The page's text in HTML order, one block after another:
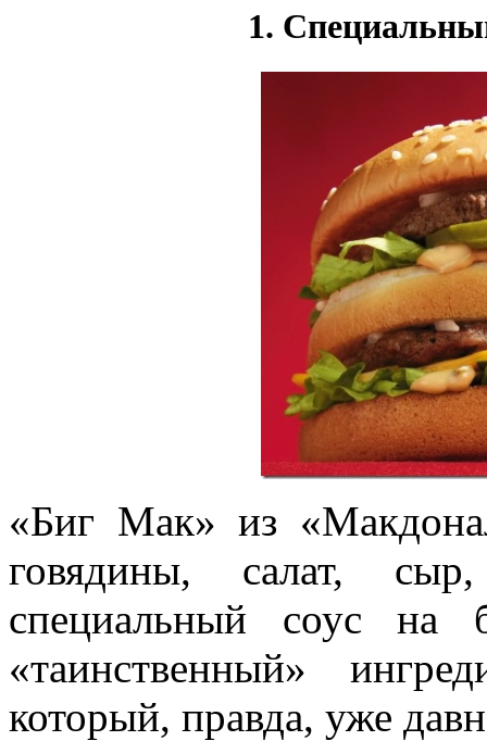
1.
«Биг Мак» из
говядины, салат,
специальный соус на
«таинственный»
который, правда, уже